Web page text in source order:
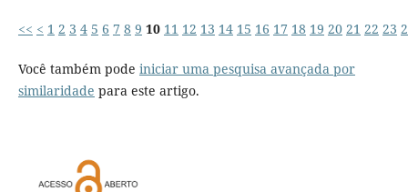
<< < 1 2 3 4 5 6 7 8 9 10 11 12 13 14 15 16 17 18 19 20 21 22 23
Você também pode iniciar uma pesquisa avançada por
similaridade para este artigo.